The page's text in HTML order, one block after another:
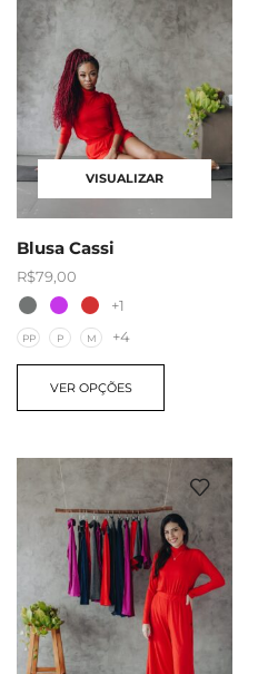
VISUALIZAR
Blusa Cassi
R$79,00
+1
PP P M +4
VER OPÇÕES